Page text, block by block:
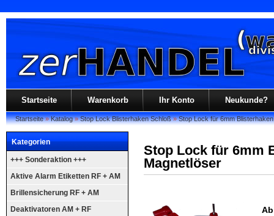
Startseite Warenkorb Ihr Konto Neukunde?
Startseite»Katalog»Stop Lock Blisterhaken Schloß»Stop Lock für 6mm
Kategorien
+++ Sonderaktion +++
Aktive Alarm Etiketten RF + AM
Brillensicherung RF + AM
Deaktivatoren AM + RF
Stop Lock für 6mm
Magnetlöser